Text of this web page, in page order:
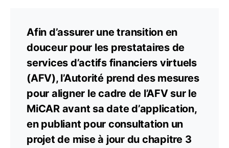
Afin d’assurer une transition en
douceur pour les prestataires de
services d’actifs financiers virtuels
(AFV), l’Autorité prend des mesures
pour aligner le cadre de l’AFV sur le
MiCAR avant sa date d’application,
en publiant pour consultation un
projet de mise à jour du chapitre 3